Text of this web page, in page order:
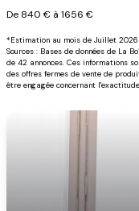
De 840 € à 1656 €
*Estimation au mois de Juillet 2026
Sources : Bases de données de La
de 42 annonces. Ces informations
des offres fermes de vente de
être engagée concernant